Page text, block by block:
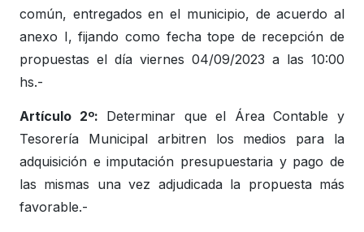
común, entregados en el municipio, de acuerdo al
anexo I, fijando como fecha tope de recepción de
propuestas el día viernes 04/09/2023 a las 10:00
hs.-
Artículo 2º: Determinar que el Área Contable y
Tesorería Municipal arbitren los medios para la
adquisición e imputación presupuestaria y pago de
las mismas una vez adjudicada la propuesta más
favorable.-